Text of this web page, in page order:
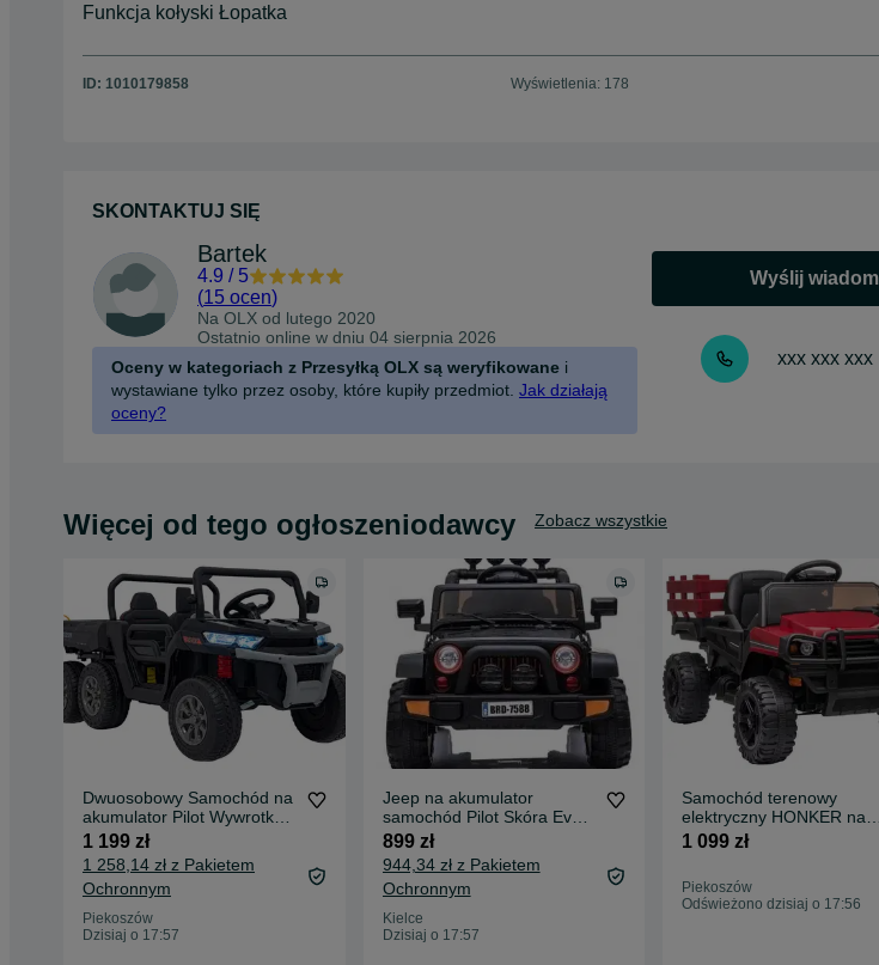
Funkcja kołyski Łopatka
ID: 1010179858 Wyświetlenia: 178
SKONTAKTUJ SIĘ
Bartek
4.9 / 5
(15 ocen)
Na OLX od lutego 2020
Ostatnio online w dniu 04 sierpnia 2026
Oceny w kategoriach z Przesyłką OLX są weryfikowane i
wystawiane tylko przez osoby, które kupiły przedmiot. Jak działają
oceny?
Wyślij
xxx xxx xxx
Więcej od tego ogłoszeniodawcy Zobacz wszystkie
Dwuosobowy Samochód na
akumulator Pilot Wywrotka
6 kół Ciężarówka
1 199 zł
1 258,14 zł z Pakietem
Ochronnym
Piekoszów
Dzisiaj o 17:57
Jeep na akumulator
samochód Pilot Skóra Eva
AUTO Autko dla dziecka
899 zł
944,34 zł z Pakietem
Ochronnym
Kielce
Dzisiaj o 17:57
Samochód terenowy
elektryczny HONKER na
akumulator auto
1 099 zł
Piekoszów
Odświeżono dzisiaj o 17:56